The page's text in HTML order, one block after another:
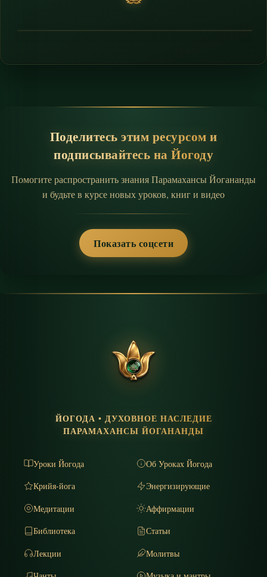
Поделитесь этим ресурсом и
подписывайтесь на Йогоду
Помогите распространить знания Парамахансы Йогананды
и будьте в курсе новых уроков, книг и видео
Показать соцсети
ЙОГОДА • ДУХОВНОЕ НАСЛЕДИЕ
ПАРАМАХАНСЫ ЙОГАНАНДЫ
Уроки Йогода
Об Уроках Йогода
Крийя-йога
Энергизирующие
Медитации
Аффирмации
Библиотека
Статьи
Лекции
Молитвы